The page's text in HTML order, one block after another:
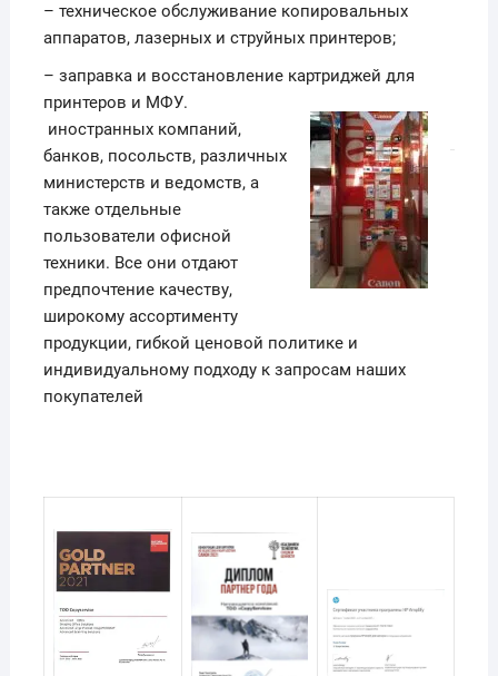
– техническое обслуживание копировальных
аппаратов, лазерных и струйных принтеров;
– заправка и восстановление картриджей для
принтеров и МФУ.
иностранных компаний,
банков, посольств, различных
министерств и ведомств, а
также отдельные
пользователи офисной
техники. Все они отдают
предпочтение качеству,
широкому ассортименту
продукции, гибкой ценовой политике и
индивидуальному подходу к запросам наших
покупателей